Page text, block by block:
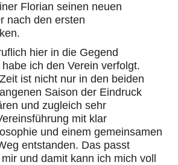
Florian seinen neuen
nach den ersten
hier in die Gegend
ich den Verein verfolgt.
ist nicht nur in den beiden
Saison der Eindruck
und zugleich sehr
mit klar
und einem gemeinsamen
entstanden. Das passt
und damit kann ich mich voll